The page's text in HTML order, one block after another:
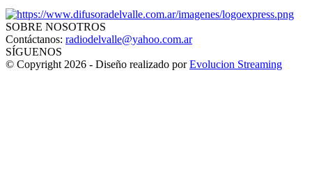
SOBRE NOSOTROS
Contáctanos: radiodelvalle@yahoo.com.ar
SÍGUENOS
© Copyright 2026 - Diseño realizado porEvolucion Streaming